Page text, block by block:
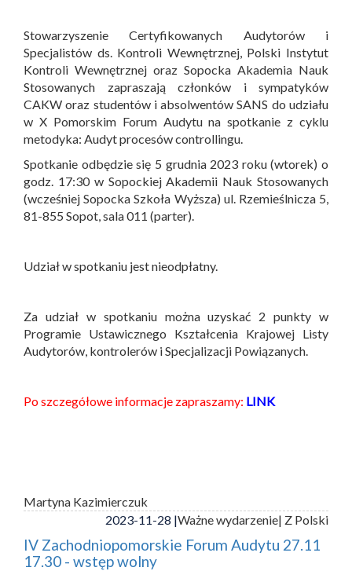
Stowarzyszenie Certyfikowanych Audytorów i
Specjalistów ds. Kontroli Wewnętrznej, Polski Instytut
Kontroli Wewnętrznej oraz Sopocka Akademia Nauk
Stosowanych zapraszają członków i sympatyków
CAKW oraz studentów i absolwentów SANS do udziału
w X Pomorskim Forum Audytu na spotkanie z cyklu
metodyka: Audyt procesów controllingu.
Spotkanie odbędzie się 5 grudnia 2023 roku (wtorek) o
godz. 17:30 w Sopockiej Akademii Nauk Stosowanych
(wcześniej Sopocka Szkoła Wyższa) ul. Rzemieślnicza 5,
81-855 Sopot, sala 011 (parter).
Udział w spotkaniu jest nieodpłatny.
Za udział w spotkaniu można uzyskać 2 punkty w
Programie Ustawicznego Kształcenia Krajowej Listy
Audytorów, kontrolerów i Specjalizacji Powiązanych.
Po szczegółowe informacje zapraszamy: LINK
Martyna Kazimierczuk
2023-11-28 |Ważne wydarzenie| Z Polski
IV Zachodniopomorskie Forum Audytu 27.11
17.30 - wstęp wolny